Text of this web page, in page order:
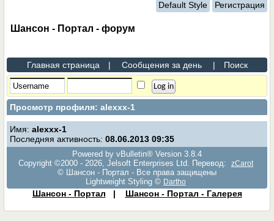
Default Style Регистрация
Шансон - Портал - форум
Главная страница | Сообщения за день | Поиск
Просмотр профиля: alexxx-1
Имя:alexxx-1
Последняя активность: 08.06.201309:35
Powered by vBulletin® Version 3.8.4
Copyright ©2000 - 2026, Jelsoft Enterprises Ltd. Перевод:
zCarot
© Шансон - Портал - Все права защищены
Lightweight Styling © Dartho
Шансон - Портал | Шансон - Портал - Галерея